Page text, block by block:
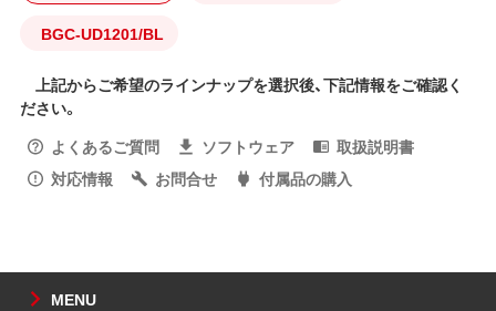
BGC-UD1201/BL
上記からご希望のラインナップを選択後、下記情報をご確認く
ださい。
よくあるご質問
ソフトウェア
取扱説明書
対応情報
お問合せ 付属品の購入
MENU